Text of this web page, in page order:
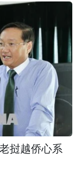
挝越侨心系